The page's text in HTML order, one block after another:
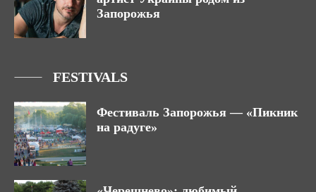
Запорожья
FESTIVALS
Фестиваль Запорожья — «Пикник
на радуге»